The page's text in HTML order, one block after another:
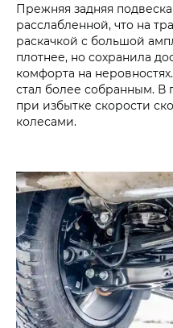
Прежняя задняя
расслабленной, что на
раскачкой с большой
плотнее, но сохранила
комфорта на
стал более собранным. В
при избытке скорости
колесами.